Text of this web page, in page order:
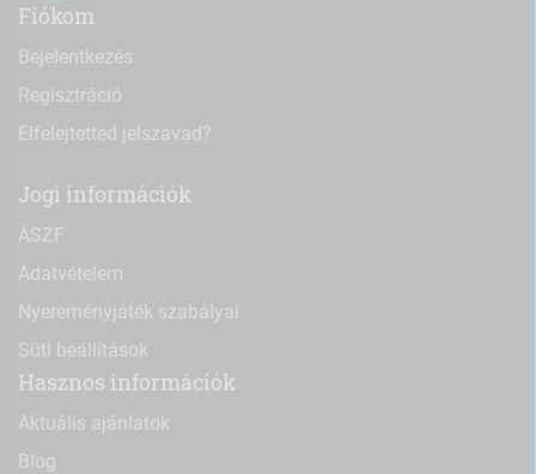
Fiókom
Bejelentkezés
Regisztráció
Elfelejtetted jelszavad?
Jogi információk
ÁSZF
Adatvételem
Nyereményjáték szabályai
Süti beállítások
Hasznos információk
Aktuális ajánlatok
Blog